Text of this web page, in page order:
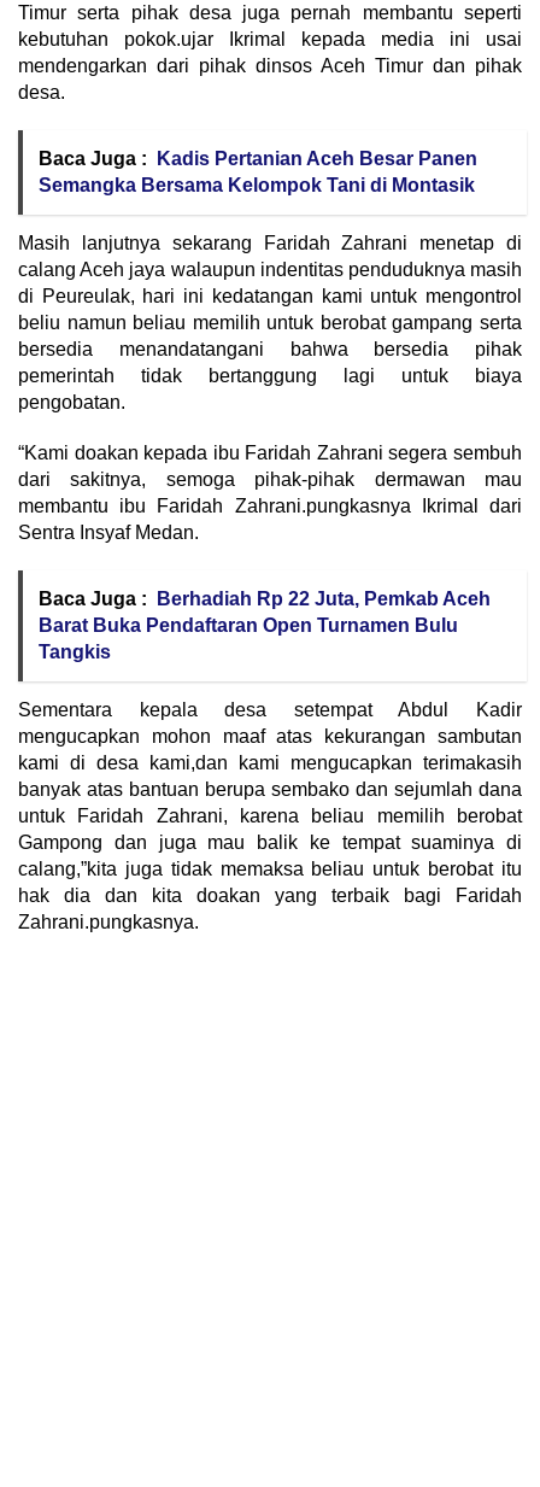
Timur serta pihak desa juga pernah membantu seperti
kebutuhan pokok.ujar Ikrimal kepada media ini usai
mendengarkan dari pihak dinsos Aceh Timur dan pihak
desa.
Baca Juga :
Kadis Pertanian Aceh Besar Panen
Semangka Bersama Kelompok Tani di Montasik
Masih lanjutnya sekarang Faridah Zahrani menetap di
calang Aceh jaya walaupun indentitas penduduknya masih
di Peureulak, hari ini kedatangan kami untuk mengontrol
beliu namun beliau memilih untuk berobat gampang serta
bersedia menandatangani bahwa bersedia pihak
pemerintah tidak bertanggung lagi untuk biaya
pengobatan.
“Kami doakan kepada ibu Faridah Zahrani segera sembuh
dari sakitnya, semoga pihak-pihak dermawan mau
membantu ibu Faridah Zahrani.pungkasnya Ikrimal dari
Sentra Insyaf Medan.
Baca Juga :
Berhadiah Rp 22 Juta, Pemkab Aceh
Barat Buka Pendaftaran Open Turnamen Bulu
Tangkis
Sementara kepala desa setempat Abdul Kadir
mengucapkan mohon maaf atas kekurangan sambutan
kami di desa kami,dan kami mengucapkan terimakasih
banyak atas bantuan berupa sembako dan sejumlah dana
untuk Faridah Zahrani, karena beliau memilih berobat
Gampong dan juga mau balik ke tempat suaminya di
calang,”kita juga tidak memaksa beliau untuk berobat itu
hak dia dan kita doakan yang terbaik bagi Faridah
Zahrani.pungkasnya.